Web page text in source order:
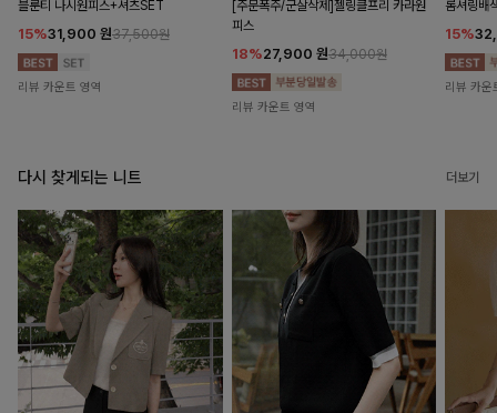
블룬티 나시원피스+셔츠SET
15%31,900 원37,500원
리뷰 카운트 영역
[주문폭주/군살삭제]젤링클프리 카라원
피스
18%27,900 원34,000원
리뷰 카운트 영역
롬셔링배
15%
리뷰 카운
다시 찾게되는 니트 더보기